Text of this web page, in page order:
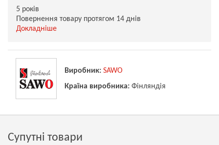
5 років
Повернення товару протягом 14 днів
Докладніше
Виробник: SAWO
Країна виробника: Фінляндія
Супутні товари